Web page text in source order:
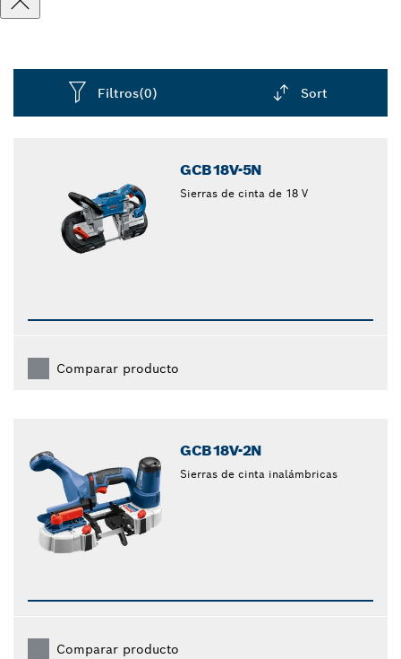
Filtros(0) Sort
GCB18V-5N
Sierras de cinta de 18 V
Comparar producto
GCB18V-2N
Sierras de cinta inalámbricas
Comparar producto